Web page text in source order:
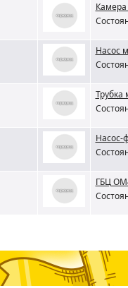
Насос
Трубка
Насос-
ГБЦ